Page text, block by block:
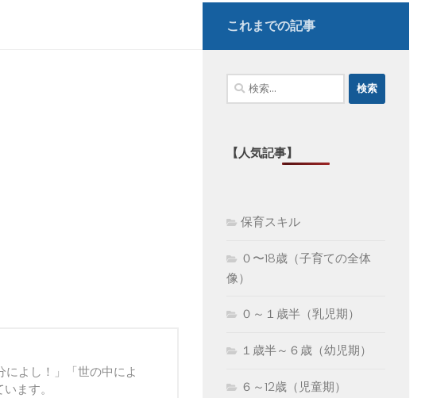
よし！」「世の中によ
ます。
これまでの記事
検
索:
【人気記事】
保育スキル
０〜18歳（子育ての全体
像）
０～１歳半（乳児期）
１歳半～６歳（幼児期）
６～12歳（児童期）